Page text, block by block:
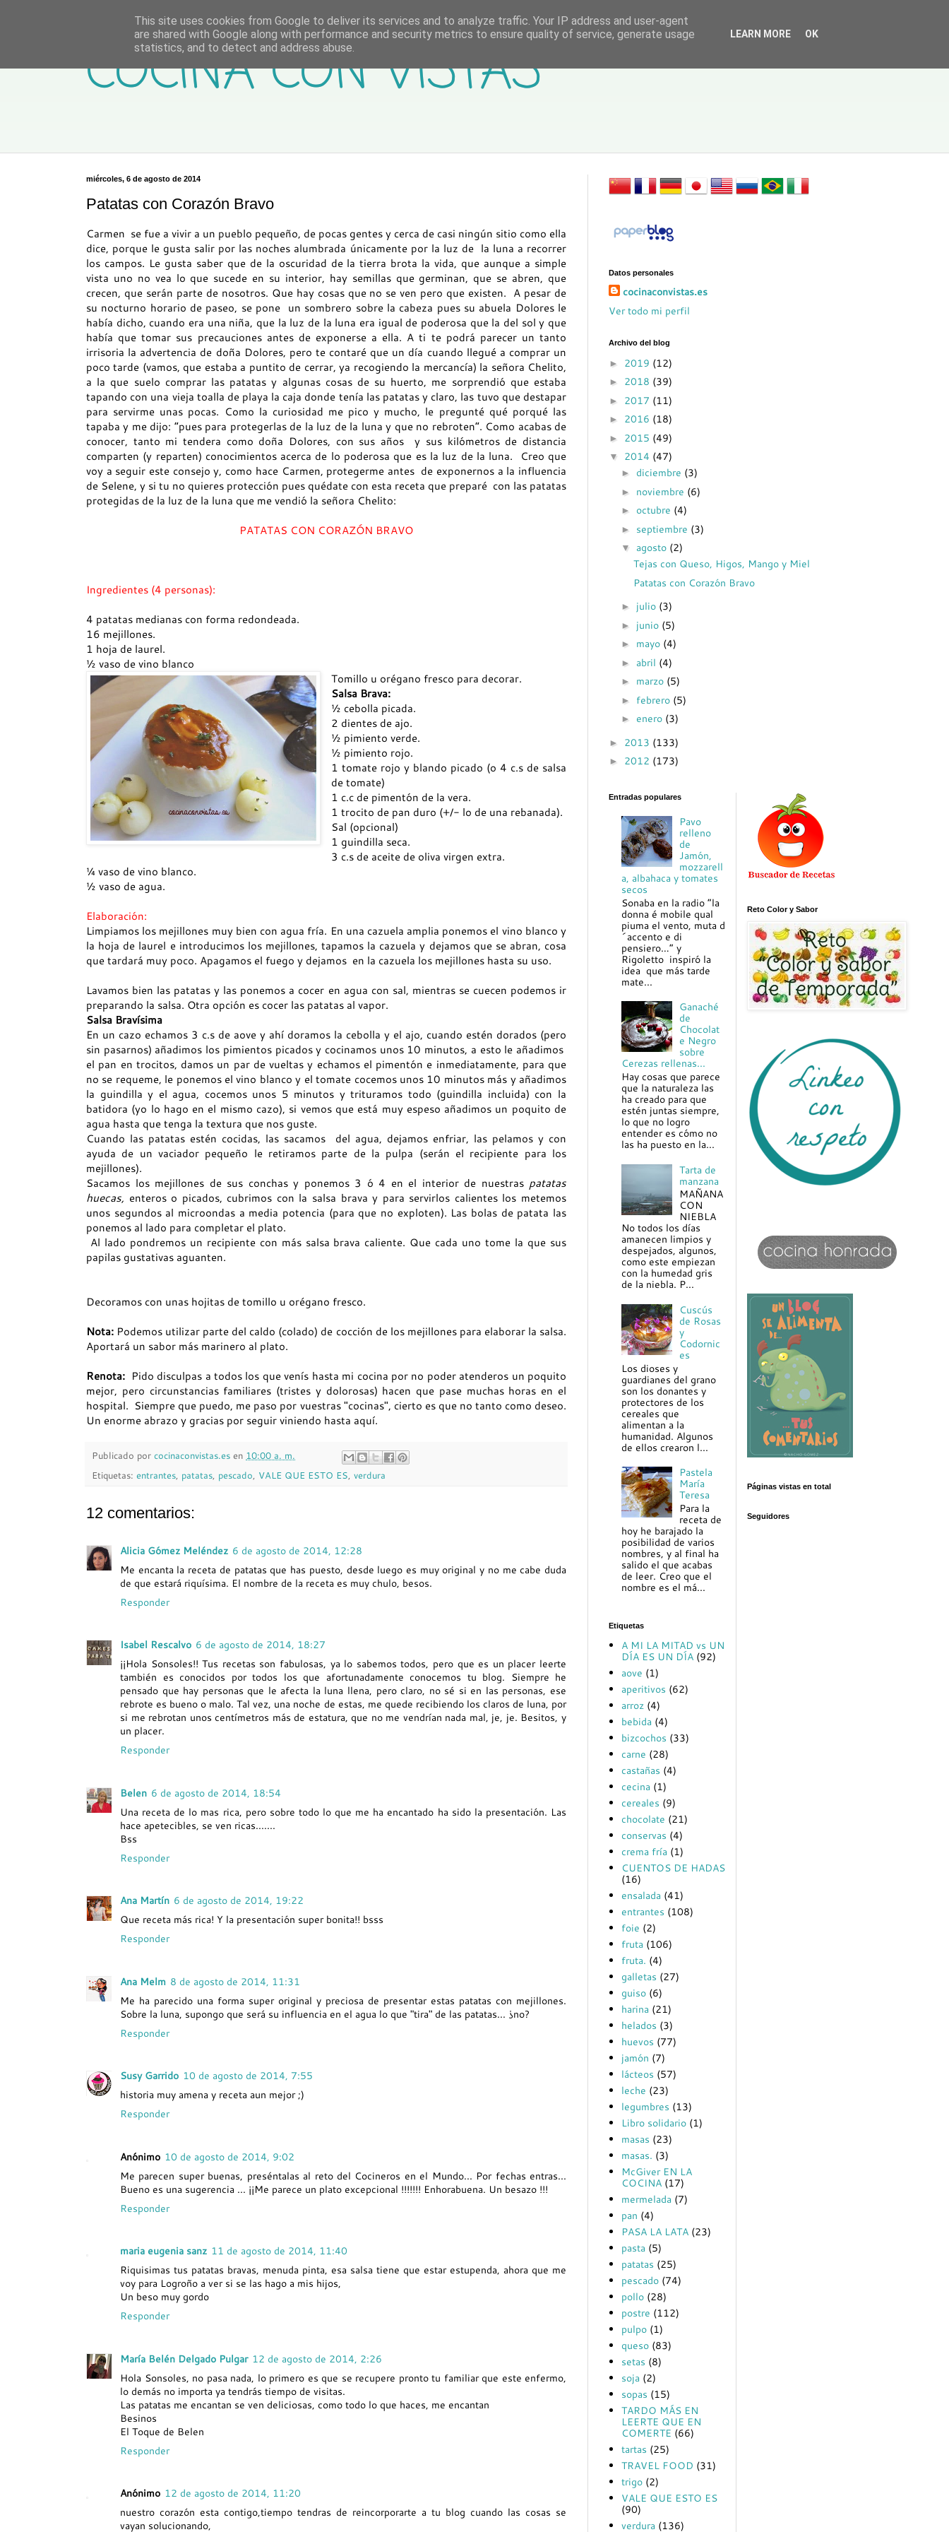
COCINA CON VISTAS
miércoles, 6 de agosto de 2014
Patatas con Corazón Bravo
Carmen se fue a vivir a un pueblo pequeño, de pocas gentes y cerca de casi ningún sitio como ella
dice, porque le gusta salir por las noches alumbrada únicamente por la luz de la luna a recorrer
los campos. Le gusta saber que de la oscuridad de la tierra brota la vida, que aunque a simple
vista uno no vea lo que sucede en su interior, hay semillas que germinan, que se abren, que
crecen, que serán parte de nosotros. Que hay cosas que no se ven pero que existen. A pesar de
su nocturno horario de paseo, se pone un sombrero sobre la cabeza pues su abuela Dolores le
había dicho, cuando era una niña, que la luz de la luna era igual de poderosa que la del sol y que
había que tomar sus precauciones antes de exponerse a ella. A ti te podrá parecer un tanto
irrisoria la advertencia de doña Dolores, pero te contaré que un día cuando llegué a comprar un
poco tarde (vamos, que estaba a puntito de cerrar, ya recogiendo la mercancía) la señora Chelito,
a la que suelo comprar las patatas y algunas cosas de su huerto, me sorprendió que estaba
tapando con una vieja toalla de playa la caja donde tenía las patatas y claro, las tuvo que destapar
para servirme unas pocas. Como la curiosidad me pico y mucho, le pregunté qué porqué las
tapaba y me dijo: “pues para protegerlas de la luz de la luna y que no rebroten”. Como acabas de
conocer, tanto mi tendera como doña Dolores, con sus años y sus kilómetros de distancia
comparten (y reparten) conocimientos acerca de lo poderosa que es la luz de la luna. Creo que
voy a seguir este consejo y, como hace Carmen, protegerme antes de exponernos a la influencia
de Selene, y si tu no quieres protección pues quédate con esta receta que preparé con las patatas
protegidas de la luz de la luna que me vendió la señora Chelito:
PATATAS CON CORAZÓN BRAVO
Ingredientes (4 personas):
4 patatas medianas con forma redondeada.
16 mejillones.
1 hoja de laurel.
½ vaso de vino blanco
Tomillo u orégano fresco para decorar.
Salsa Brava:
½ cebolla picada.
2 dientes de ajo.
½ pimiento verde.
½ pimiento rojo.
1 tomate rojo y blando picado (o 4 c.s de salsa
de tomate)
1 c.c de pimentón de la vera.
1 trocito de pan duro (+/- lo de una rebanada).
Sal (opcional)
1 guindilla seca.
3 c.s de aceite de oliva virgen extra.
¼ vaso de vino blanco.
½ vaso de agua.
Elaboración:
Limpiamos los mejillones muy bien con agua fría. En una cazuela amplia ponemos el vino blanco y
la hoja de laurel e introducimos los mejillones, tapamos la cazuela y dejamos que se abran, cosa
que tardará muy poco. Apagamos el fuego y dejamos en la cazuela los mejillones hasta su uso.
Lavamos bien las patatas y las ponemos a cocer en agua con sal, mientras se cuecen podemos ir
preparando la salsa. Otra opción es cocer las patatas al vapor.
Salsa Bravísima
En un cazo echamos 3 c.s de aove y ahí doramos la cebolla y el ajo, cuando estén dorados (pero
sin pasarnos) añadimos los pimientos picados y cocinamos unos 10 minutos, a esto le añadimos
el pan en trocitos, damos un par de vueltas y echamos el pimentón e inmediatamente, para que
no se requeme, le ponemos el vino blanco y el tomate cocemos unos 10 minutos más y añadimos
la guindilla y el agua, cocemos unos 5 minutos y trituramos todo (guindilla incluida) con la
batidora (yo lo hago en el mismo cazo), si vemos que está muy espeso añadimos un poquito de
agua hasta que tenga la textura que nos guste.
Cuando las patatas estén cocidas, las sacamos del agua, dejamos enfriar, las pelamos y con
ayuda de un vaciador pequeño le retiramos parte de la pulpa (serán el recipiente para los
mejillones).
Sacamos los mejillones de sus conchas y ponemos 3 ó 4 en el interior de nuestras patatas
huecas, enteros o picados, cubrimos con la salsa brava y para servirlos calientes los metemos
unos segundos al microondas a media potencia (para que no exploten). Las bolas de patata las
ponemos al lado para completar el plato.
Al lado pondremos un recipiente con más salsa brava caliente. Que cada uno tome la que sus
papilas gustativas aguanten.
Decoramos con unas hojitas de tomillo u orégano fresco.
Nota: Podemos utilizar parte del caldo (colado) de cocción de los mejillones para elaborar la salsa.
Aportará un sabor más marinero al plato.
Renota: Pido disculpas a todos los que venís hasta mi cocina por no poder atenderos un poquito
mejor, pero circunstancias familiares (tristes y dolorosas) hacen que pase muchas horas en el
hospital. Siempre que puedo, me paso por vuestras "cocinas", cierto es que no tanto como deseo.
Un enorme abrazo y gracias por seguir viniendo hasta aquí.
Publicado por cocinaconvistas.es en 10:00 a. m.
Etiquetas: entrantes patatas pescado VALE QUE ESTO ES verdura
12 comentarios:
Alicia Gómez Meléndez 6 de agosto de 2014, 12:28
Me encanta la receta de patatas que has puesto, desde luego es muy original y no me cabe duda
de que estará riquísima. El nombre de la receta es muy chulo, besos.
Responder
Isabel Rescalvo 6 de agosto de 2014, 18:27
¡¡Hola Sonsoles!! Tus recetas son fabulosas, ya lo sabemos todos, pero que es un placer leerte
también es conocidos por todos los que afortunadamente conocemos tu blog. Siempre he
pensado que hay personas que le afecta la luna llena, pero claro, no sé si en las personas, ese
rebrote es bueno o malo. Tal vez, una noche de estas, me quede recibiendo los claros de luna, por
si me rebrotan unos centímetros más de estatura, que no me vendrían nada mal, je, je. Besitos, y
un placer.
Responder
Belen 6 de agosto de 2014, 18:54
Una receta de lo mas rica, pero sobre todo lo que me ha encantado ha sido la presentación. Las
hace apetecibles, se ven ricas.......
Bss
Responder
Ana Martín 6 de agosto de 2014, 19:22
Que receta más rica! Y la presentación super bonita!! bsss
Responder
Ana Melm 8 de agosto de 2014, 11:31
Me ha parecido una forma super original y preciosa de presentar estas patatas con mejillones.
Sobre la luna, supongo que será su influencia en el agua lo que "tira" de las patatas... ¿no?
Responder
Susy Garrido 10 de agosto de 2014, 7:55
historia muy amena y receta aun mejor ;)
Responder
Anónimo 10 de agosto de 2014, 9:02
Me parecen super buenas, preséntalas al reto del Cocineros en el Mundo... Por fechas entras...
Bueno es una sugerencia ... ¡¡Me parece un plato excepcional !!!!!!! Enhorabuena. Un besazo !!!
Responder
maria eugenia sanz 11 de agosto de 2014, 11:40
Riquisimas tus patatas bravas, menuda pinta, esa salsa tiene que estar estupenda, ahora que me
voy para Logroño a ver si se las hago a mis hijos,
Un beso muy gordo
Responder
María Belén Delgado Pulgar 12 de agosto de 2014, 2:26
Hola Sonsoles, no pasa nada, lo primero es que se recupere pronto tu familiar que este enfermo,
lo demás no importa ya tendrás tiempo de visitas.
Las patatas me encantan se ven deliciosas, como todo lo que haces, me encantan
Besinos
El Toque de Belen
Responder
Anónimo 12 de agosto de 2014, 11:20
nuestro corazón esta contigo,tiempo tendras de reincorporarte a tu blog cuando las cosas se
vayan solucionando,
Datos personales
cocinaconvistas.es
Ver todo mi perfil
Archivo del blog
► 2019 (12)
► 2018 (39)
► 2017 (11)
► 2016 (18)
► 2015 (49)
▼ 2014 (47)
► diciembre (3)
► noviembre (6)
► octubre (4)
► septiembre (3)
▼ agosto (2)
Tejas con Queso, Higos, Mango y Miel
Patatas con Corazón Bravo
► julio (3)
► junio (5)
► mayo (4)
► abril (4)
► marzo (5)
► febrero (5)
► enero (3)
► 2013 (133)
► 2012 (173)
Entradas populares
Pavo
relleno
de
Jamón,
mozzarell
a, albahaca y tomates
secos
Sonaba en la radio “la
donna é mobile qual
piuma el vento, muta d
´accento e di
pensiero…” y
Rigoletto inspiró la
idea que más tarde
mate...
Ganaché
de
Chocolat
e Negro
sobre
Cerezas rellenas...
Hay cosas que parece
que la naturaleza las
ha creado para que
estén juntas siempre,
lo que no logro
entender es cómo no
las ha puesto en la...
Tarta de
manzana
MAÑANA
CON
NIEBLA
No todos los días
amanecen limpios y
despejados, algunos,
como este empiezan
con la humedad gris
de la niebla. P...
Cuscús
de Rosas
y
Codornic
es
Los dioses y
guardianes del grano
son los donantes y
protectores de los
cereales que
alimentan a la
humanidad. Algunos
de ellos crearon l...
Pastela
María
Teresa
Para la
receta de
hoy he barajado la
posibilidad de varios
nombres, y al final ha
salido el que acabas
de leer. Creo que el
nombre es el má...
Etiquetas
A MI LA MITAD vs UN
DÍA ES UN DÍA (92)
aove (1)
aperitivos (62)
arroz (4)
bebida (4)
bizcochos (33)
carne (28)
castañas (4)
cecina (1)
cereales (9)
chocolate (21)
conservas (4)
crema fría (1)
CUENTOS DE HADAS
(16)
ensalada (41)
entrantes (108)
foie (2)
fruta (106)
fruta. (4)
galletas (27)
guiso (6)
harina (21)
helados (3)
huevos (77)
jamón (7)
lácteos (57)
leche (23)
legumbres (13)
Libro solidario (1)
masas (23)
masas. (3)
McGiver EN LA
COCINA (17)
mermelada (7)
pan (4)
PASA LA LATA (23)
pasta (5)
patatas (25)
pescado (74)
pollo (28)
postre (112)
pulpo (1)
queso (83)
setas (8)
soja (2)
sopas (15)
TARDO MÁS EN
LEERTE QUE EN
COMERTE (66)
tartas (25)
TRAVEL FOOD (31)
trigo (2)
VALE QUE ESTO ES
(90)
verdura (136)
Reto Color y Sabor
Páginas vistas en total
Seguidores
This site uses cookies from Google to deliver its services and to analyze traffic. Your IP address and user-agent
are shared with Google along with performance and security metrics to ensure quality of service, generate usage
statistics, and to detect and address abuse.
LEARN MORE OK